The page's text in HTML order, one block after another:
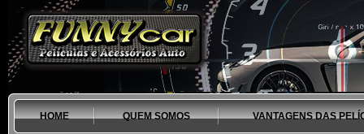
HOME QUEM SOMOS VANTAGENS DAS